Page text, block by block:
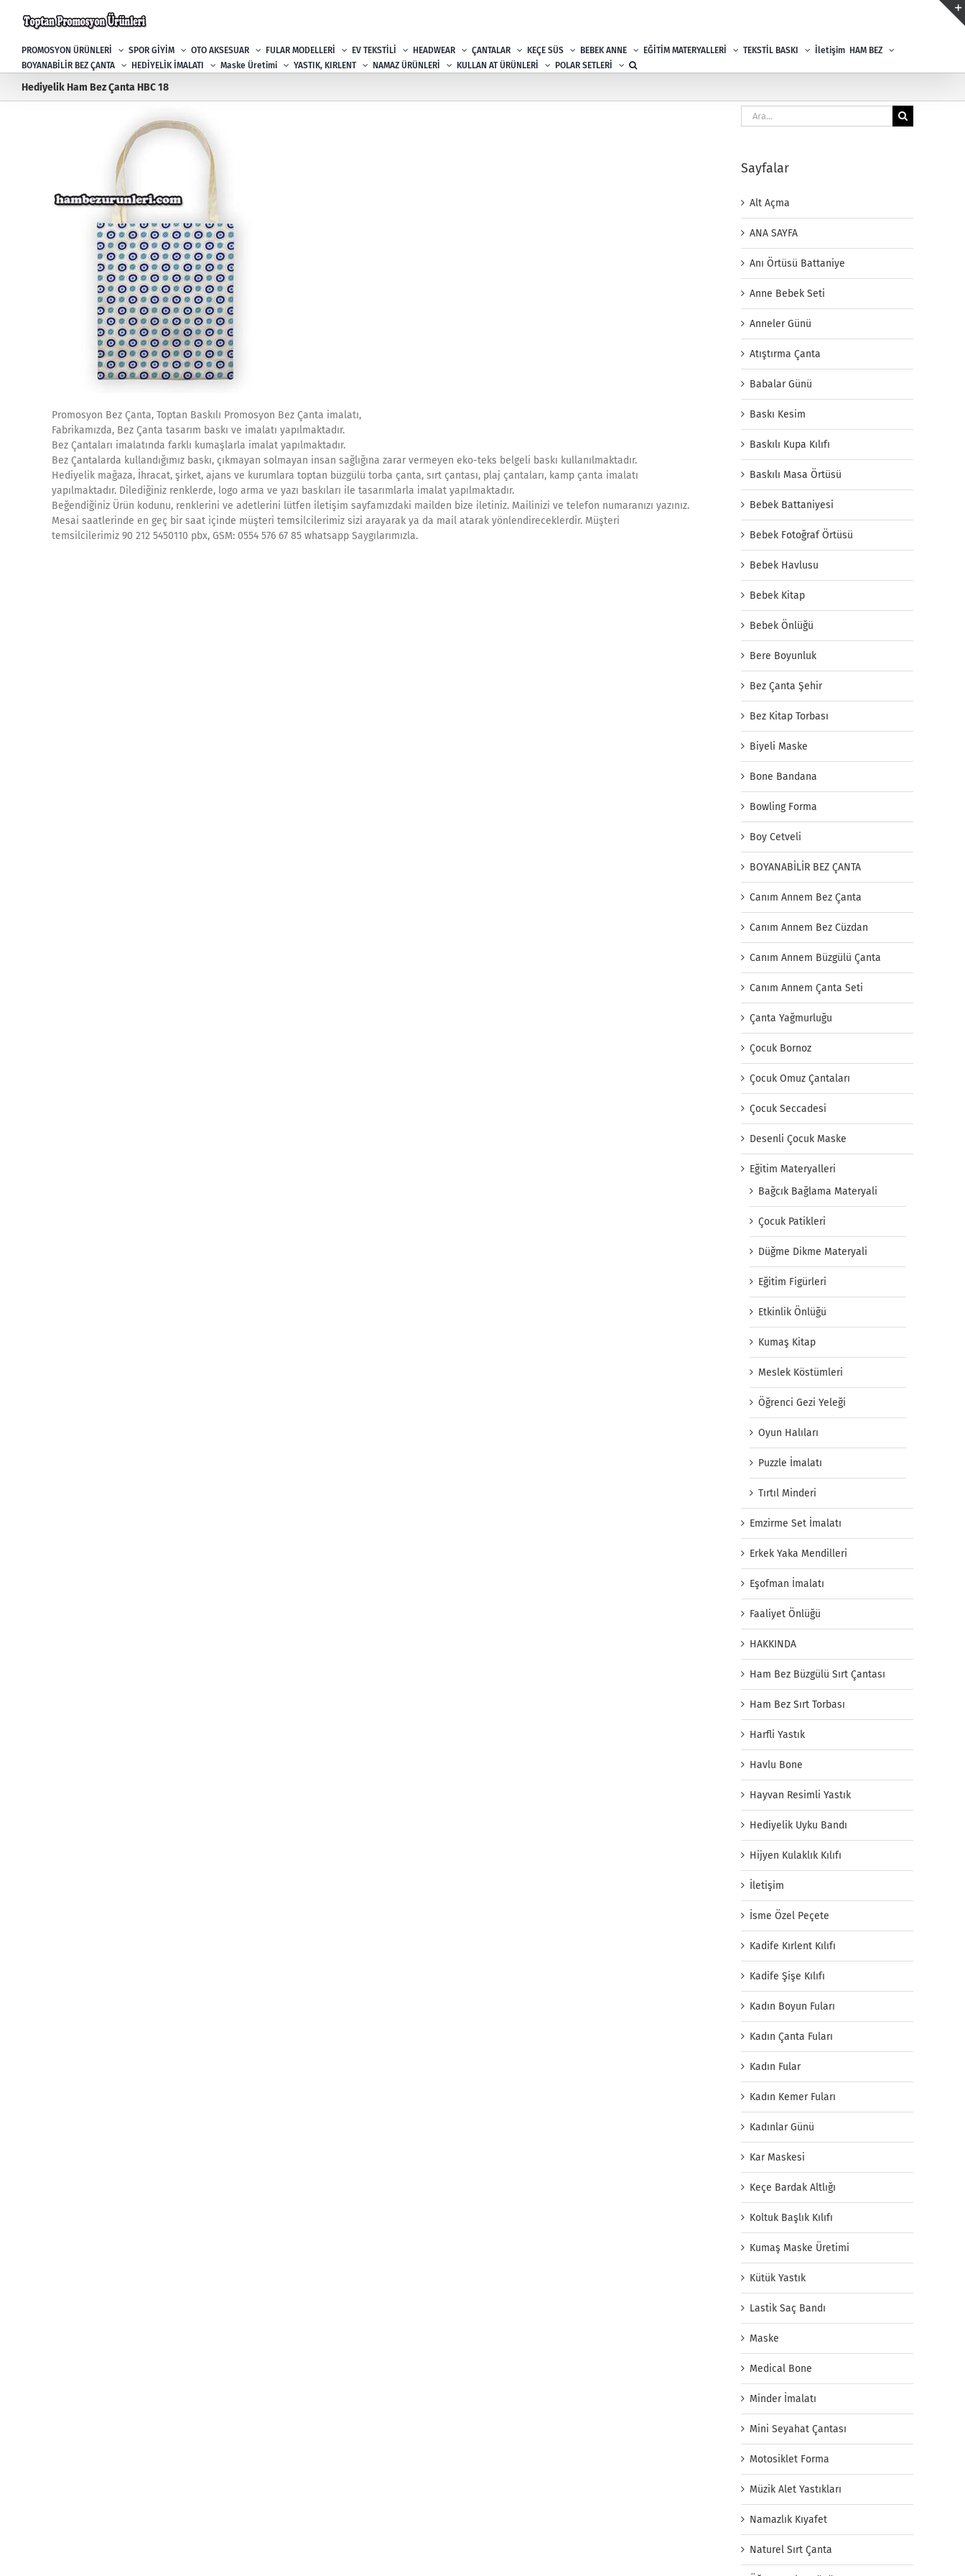
PROMOSYON ÜRÜNLERİ SPOR GİYİM OTO AKSESUAR FULAR MODELLERİ EV TEKSTİLİ HEADWEAR ÇANTALAR KEÇE SÜS BEBEK ANNE EĞİTİM MATERYALLERİ TEKSTİL BASKI İletişim HAM BEZ
BOYANABİLİR BEZ ÇANTA
HEDİYELİK İMALATI Maske Üretimi YASTIK, KIRLENT NAMAZ ÜRÜNLERİ KULLAN AT ÜRÜNLERİ POLAR SETLERİ
Hediyelik Ham Bez Çanta HBC 18
Promosyon Bez Çanta, Toptan Baskılı Promosyon Bez Çanta imalatı,
Fabrikamızda, Bez Çanta tasarım baskı ve imalatı yapılmaktadır.
Bez Çantaları imalatında farklı kumaşlarla imalat yapılmaktadır.
Bez Çantalarda kullandığımız baskı, çıkmayan solmayan insan sağlığına zarar vermeyen eko-teks belgeli baskı kullanılmaktadır.
Hediyelik mağaza, İhracat, şirket, ajans ve kurumlara toptan büzgülü torba çanta, sırt çantası, plaj çantaları, kamp çanta imalatı
yapılmaktadır. Dilediğiniz renklerde, logo arma ve yazı baskıları ile tasarımlarla imalat yapılmaktadır.
Beğendiğiniz Ürün kodunu, renklerini ve adetlerini lütfen iletişim sayfamızdaki mailden bize iletiniz. Mailinizi ve telefon numaranızı yazınız.
Mesai saatlerinde en geç bir saat içinde müşteri temsilcilerimiz sizi arayarak ya da mail atarak yönlendireceklerdir. Müşteri
temsilcilerimiz 90 212 5450110 pbx, GSM: 0554 576 67 85 whatsapp Saygılarımızla.
Ara:
Sayfalar
Alt Açma
ANA SAYFA
Anı Örtüsü Battaniye
Anne Bebek Seti
Anneler Günü
Atıştırma Çanta
Babalar Günü
Baskı Kesim
Baskılı Kupa Kılıfı
Baskılı Masa Örtüsü
Bebek Battaniyesi
Bebek Fotoğraf Örtüsü
Bebek Havlusu
Bebek Kitap
Bebek Önlüğü
Bere Boyunluk
Bez Çanta Şehir
Bez Kitap Torbası
Biyeli Maske
Bone Bandana
Bowling Forma
Boy Cetveli
BOYANABİLİR BEZ ÇANTA
Canım Annem Bez Çanta
Canım Annem Bez Cüzdan
Canım Annem Büzgülü Çanta
Canım Annem Çanta Seti
Çanta Yağmurluğu
Çocuk Bornoz
Çocuk Omuz Çantaları
Çocuk Seccadesi
Desenli Çocuk Maske
Eğitim Materyalleri
Bağcık Bağlama Materyali
Çocuk Patikleri
Düğme Dikme Materyali
Eğitim Figürleri
Etkinlik Önlüğü
Kumaş Kitap
Meslek Köstümleri
Öğrenci Gezi Yeleği
Oyun Halıları
Puzzle İmalatı
Tırtıl Minderi
Emzirme Set İmalatı
Erkek Yaka Mendilleri
Eşofman İmalatı
Faaliyet Önlüğü
HAKKINDA
Ham Bez Büzgülü Sırt Çantası
Ham Bez Sırt Torbası
Harfli Yastık
Havlu Bone
Hayvan Resimli Yastık
Hediyelik Uyku Bandı
Hijyen Kulaklık Kılıfı
İletişim
İsme Özel Peçete
Kadife Kırlent Kılıfı
Kadife Şişe Kılıfı
Kadın Boyun Fuları
Kadın Çanta Fuları
Kadın Fular
Kadın Kemer Fuları
Kadınlar Günü
Kar Maskesi
Keçe Bardak Altlığı
Koltuk Başlık Kılıfı
Kumaş Maske Üretimi
Kütük Yastık
Lastik Saç Bandı
Maske
Medical Bone
Minder İmalatı
Mini Seyahat Çantası
Motosiklet Forma
Müzik Alet Yastıkları
Namazlık Kıyafet
Naturel Sırt Çanta